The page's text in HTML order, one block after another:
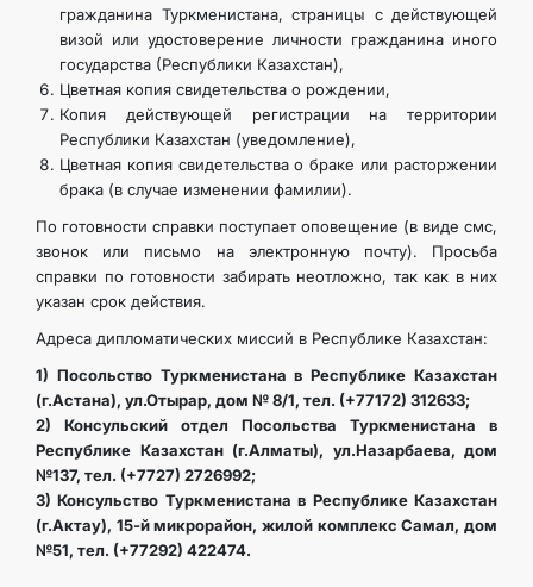
гражданина Туркменистана, страницы с действующей
визой или удостоверение личности гражданина иного
государства (Республики Казахстан),
Цветная копия свидетельства о рождении,
Копия действующей регистрации на территории
Республики Казахстан (уведомление),
Цветная копия свидетельства о браке или расторжении
брака (в случае изменении фамилии).
По готовности справки поступает оповещение (в виде смс,
звонок или письмо на электронную почту). Просьба
справки по готовности забирать неотложно, так как в них
указан срок действия.
Адреса дипломатических миссий в Республике Казахстан:
1) Посольство Туркменистана в Республике Казахстан
(г.Астана), ул.Отырар, дом № 8/1, тел. (+77172) 312633;
2) Консульский отдел Посольства Туркменистана в
Республике Казахстан (г.Алматы), ул.Назарбаева, дом
№137, тел. (+7727) 2726992;
3) Консульство Туркменистана в Республике Казахстан
(г.Актау), 15-й микрорайон, жилой комплекс Самал, дом
№51, тел. (+77292) 422474.